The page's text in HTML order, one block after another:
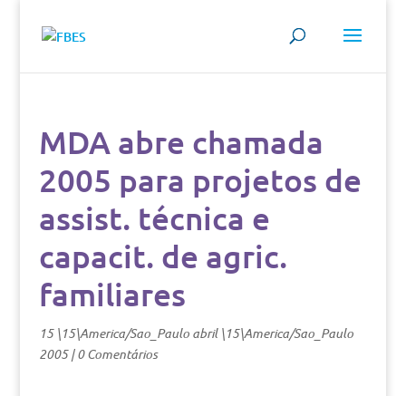
MDA abre chamada
2005 para projetos de
assist. técnica e
capacit. de agric.
familiares
15 \15\America/Sao_Paulo abril \15\America/Sao_Paulo
2005|0 Comentários